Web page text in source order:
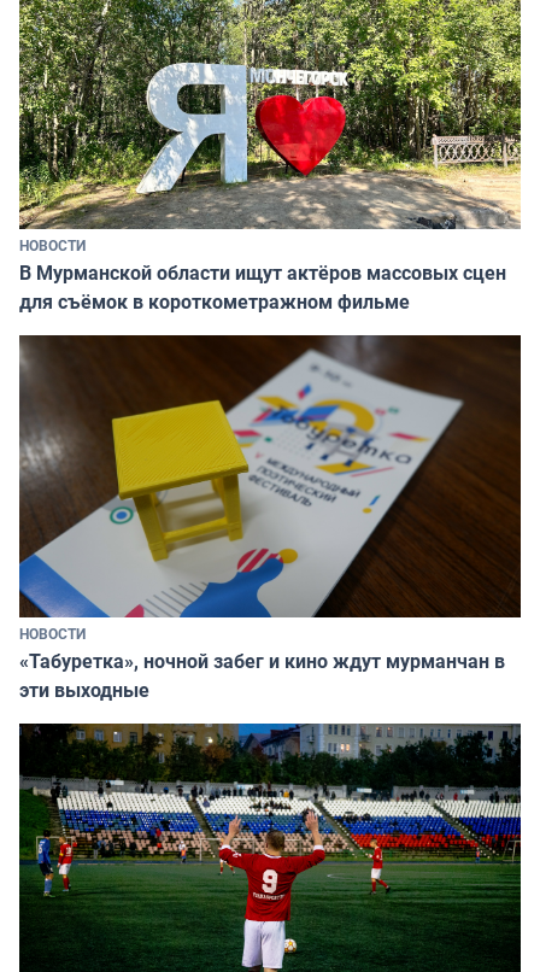
НОВОСТИ
В Мурманской области ищут актёров массовых сцен
для съёмок в короткометражном фильме
НОВОСТИ
«Табуретка», ночной забег и кино ждут мурманчан в
эти выходные